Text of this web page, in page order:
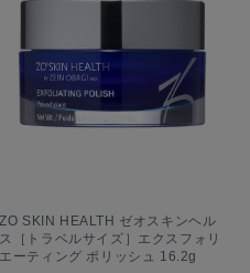
ZO SKIN HEALTH ゼオスキンヘル
ス［トラベルサイズ］エクスフォリ
エーティング ポリッシュ 16.2g